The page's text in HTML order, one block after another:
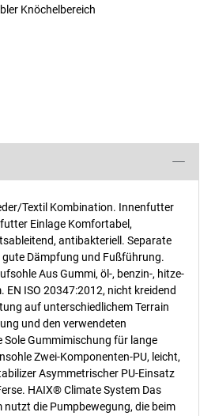
Knöchelbereich
Textil Kombination. Innenfutter
Einlage Komfortabel,
antibakteriell. Separate
Dämpfung und Fußführung.
Aus Gummi, öl-, benzin-, hitze-
EN ISO 20347:2012, nicht kreidend
auf unterschiedlichem Terrain
und den verwendeten
Sole Gummimischung für lange
Zwei-Komponenten-PU, leicht,
Asymmetrischer PU-Einsatz
HAIX® Climate System Das
nutzt die Pumpbewegung, die beim